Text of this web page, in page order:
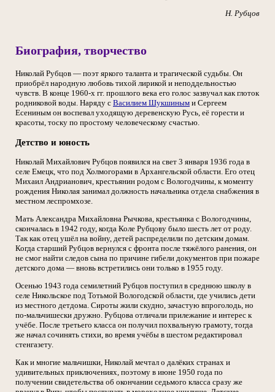
Н. Рубцов
Биография, творчество
Николай Рубцов — поэт яркого таланта и трагической судьбы. Он
приобрёл народную любовь тихой лирикой и неподдельностью
чувств. В конце 1960-х гг. прошлого века его голос зазвучал как глоток
родниковой воды. Наряду с Василием Шукшиным и Сергеем
Есениным он воспевал уходящую деревенскую Русь, её горести и
красоты, тоску по простому человеческому счастью.
Детство и юность
Николай Михайлович Рубцов появился на свет 3 января 1936 года в
селе Емецк, что под Холмогорами в Архангельской области. Его отец
Михаил Андрианович, крестьянин родом с Вологодчины, к моменту
рождения Николая занимал должность начальника отдела снабжения в
местном леспромхозе.
Мать Александра Михайловна Рычкова, крестьянка с Вологодчины,
скончалась в 1942 году, когда Коле Рубцову было шесть лет от роду.
Так как отец ушёл на войну, детей распределили по детским домам.
Когда старший Рубцов вернулся с фронта после тяжёлого ранения, он
не смог найти следов сына по причине гибели документов при пожаре
детского дома — вновь встретились они только в 1955 году.
Осенью 1943 года семилетний Рубцов поступил в среднюю школу в
селе Никольское под Тотьмой Вологодской области, где учились дети
из местного детдома. Сироты жили скудно, зачастую впроголодь, но
по-мальчишески дружно. Рубцова отличали прилежание и интерес к
учёбе. После третьего класса он получил похвальную грамоту, тогда
же начал сочинять стихи, во время учёбы в шестом редактировал
стенгазету.
Как и многие мальчишки, Николай мечтал о далёких странах и
удивительных приключениях, поэтому в июне 1950 года по
получении свидетельства об окончании седьмого класса сразу же